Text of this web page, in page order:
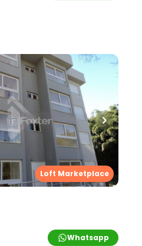
Loft Marketplace
1banheiro•
• Empreendimento
601 - Novo
,Vila Nova,Novo
Whatsapp